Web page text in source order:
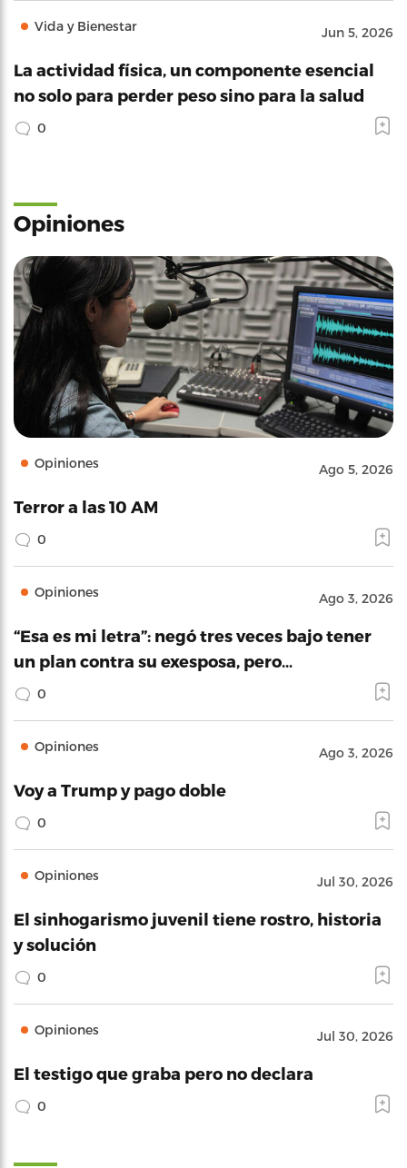
Vida y Bienestar Jun 5, 2026
La actividad física, un componente esencial
no solo para perder peso sino para la salud
0
Opiniones
Opiniones Ago 5, 2026
Terror a las 10 AM
0
Opiniones Ago 3, 2026
“Esa es mi letra”: negó tres veces bajo tener
un plan contra su exesposa, pero…
0
Opiniones Ago 3, 2026
Voy a Trump y pago doble
0
Opiniones Jul 30, 2026
El sinhogarismo juvenil tiene rostro, historia
y solución
0
Opiniones Jul 30, 2026
El testigo que graba pero no declara
0